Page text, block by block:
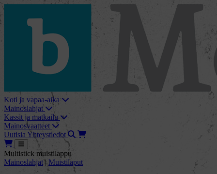
skip_to_content
bMore
Koti ja vapaa-aika
Mainoslahjat
Kassit ja matkailu
Mainosvaatteet
Uutisia Yhteystiedot HakuTarjouskori
Tarjouskori
Avaa
Multistick muistilappu
Mainoslahjat | Muistilaput